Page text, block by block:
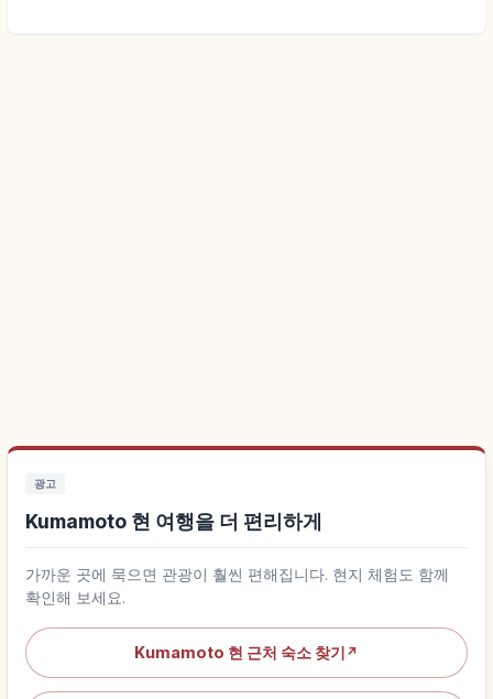
광고
Kumamoto 현 여행을 더 편리하게
가까운 곳에 묵으면 관광이 훨씬 편해집니다. 현지 체험도 함께
확인해 보세요.
Kumamoto 현 근처 숙소 찾기 ↗